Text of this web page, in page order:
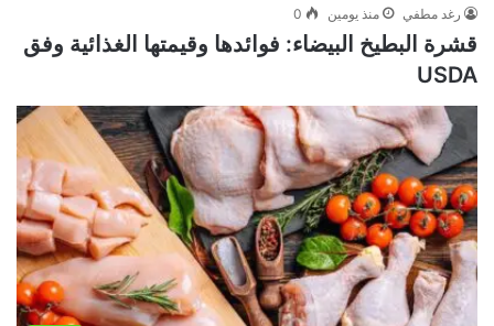
رغد مطفي منذ يومين 0
قشرة البطيخ البيضاء: فوائدها وقيمتها الغذائية وفق
USDA